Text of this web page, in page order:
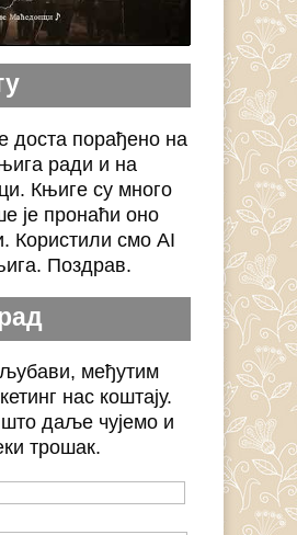
доста порађено на
ради и на
Књиге су много
је пронаћи оно
Користили смо AI
Поздрав.
међутим
нас коштају.
даље чујемо и
трошак.